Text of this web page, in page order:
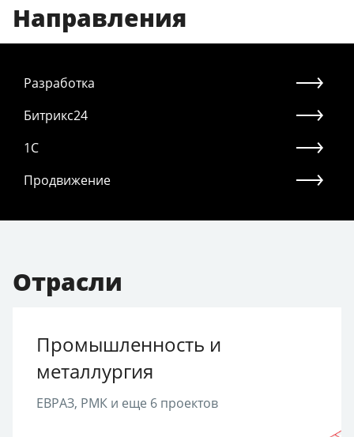
Направления
Разработка
Битрикс24
1С
Продвижение
Отрасли
Промышленность и
металлургия
ЕВРАЗ, РМК и еще 6 проектов